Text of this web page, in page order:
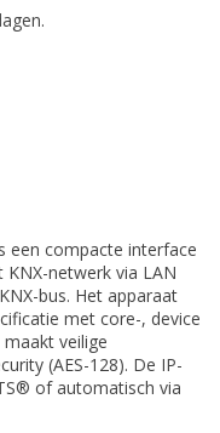
een compacte interface
netwerk via LAN
bus. Het apparaat
met core-, device
veilige
(AES-128). De IP-
of automatisch via